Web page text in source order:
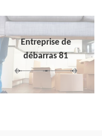
Entreprise de
débarras 81